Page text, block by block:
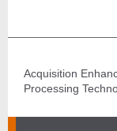
Acquisition
Processing